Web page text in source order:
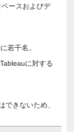
ースおよびデ
若干名。
に対する
できないため、